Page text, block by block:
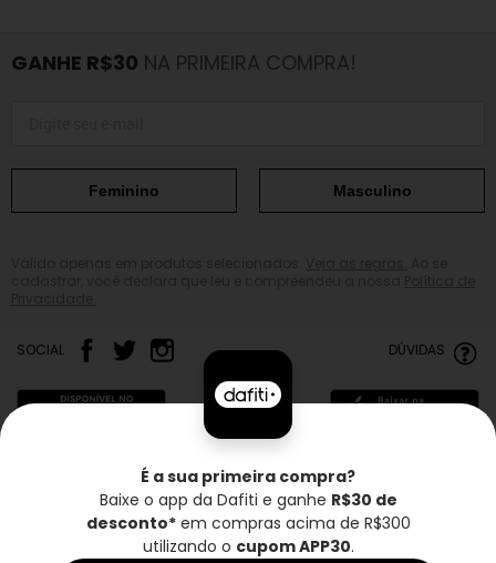
GANHE R$30 NA PRIMEIRA COMPRA!
Feminino Masculino
SOCIAL DÚVIDAS
Frete grátis* Troca grátis Entrega rápida
É a sua primeira compra?
Baixe o app da Dafiti e ganhe R$30 de
desconto*em compras acima de R$300
utilizando o cupom APP30.